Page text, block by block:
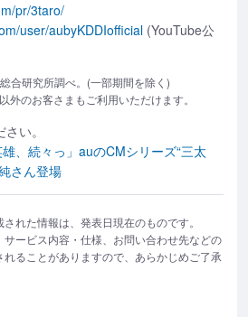
pr/3taro/
user/aubyKDDIofficial (YouTube公
合研究所調べ。(一部期間を除く)
外のお客さまもご利用いただけます。
い。
、続々っ」auのCMシリーズ“三太
さん登場
れた情報は、発表日現在のものです。
ービス内容・仕様、お問い合わせ先などの
ることがありますので、あらかじめご了承